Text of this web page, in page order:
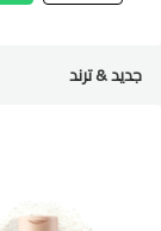
جديد & ترند